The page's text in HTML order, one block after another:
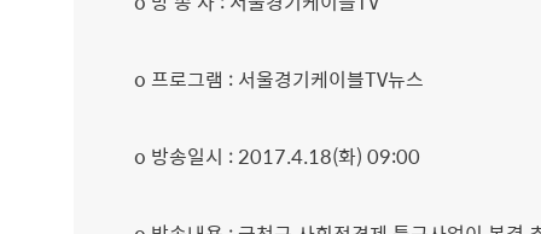
o 프로그램 : 서울경기케이블TV뉴스
o 방송일시 : 2017.4.18(화) 09:00